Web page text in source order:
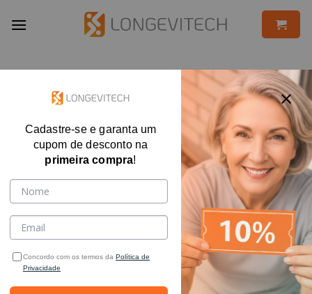
Cadastre-se e garanta um
cupom de desconto na
primeira compra!
Concordo com os termos da Política de
Privacidade